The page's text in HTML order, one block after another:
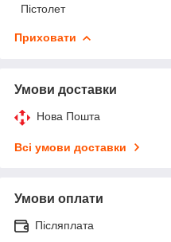
Пістолет
Приховати
Умови доставки
Нова Пошта
Всі умови доставки
Умови оплати
Післяплата